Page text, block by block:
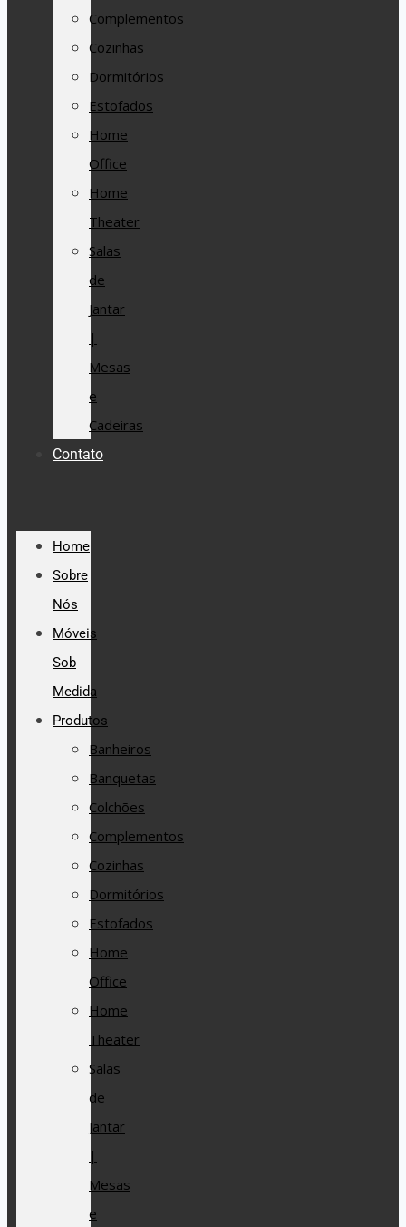
Complementos
Cozinhas
Dormitórios
Estofados
Home
Office
Home
Theater
Salas
de
Jantar
|
Mesas
e
Cadeiras
Contato
Home
Sobre
Nós
Móveis
Sob
Medida
Produtos
Banheiros
Banquetas
Colchões
Complementos
Cozinhas
Dormitórios
Estofados
Home
Office
Home
Theater
Salas
de
Jantar
|
Mesas
e